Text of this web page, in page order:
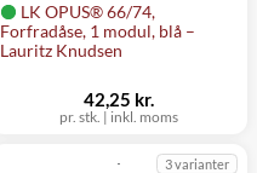
LK OPUS® 66/74,
Forfradåse, 1 modul, blå –
Lauritz Knudsen
pr. stk. | inkl. moms
42,25 kr.
3 varianter